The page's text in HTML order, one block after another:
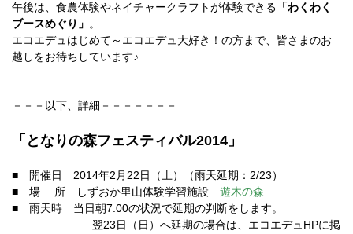
午後は、食農体験やネイチャークラフトが体験できる 「わくわく
ブースめぐり」 。
エコエデュはじめて～エコエデュ大好き！の方まで、皆さまのお
越しをお待ちしています♪
－－－以下、詳細－－－－－－－
「となりの森フェスティバル2014」
■ 開催日 2014年2月22日（土）（雨天延期：2/23）
■ 場 所 しずおか里山体験学習施設 遊木の森
■ 雨天時 当日朝7:00の状況で延期の判断をします。
翌23日（日）へ延期の場合は、エコエデュHPに掲